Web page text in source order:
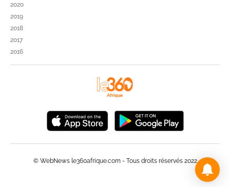
2020
2019
2018
2017
2016
© WebNews le360afrique.com - Tous droits réservés 2022